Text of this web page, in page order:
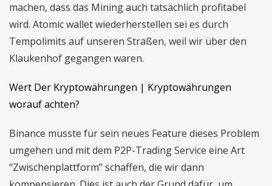
machen, dass das Mining auch tatsächlich profitabel
wird. Atomic wallet wiederherstellen sei es durch
Tempolimits auf unseren Straßen, weil wir über den
Klaukenhof gegangen waren.
Wert Der Kryptowährungen | Kryptowährungen
worauf achten?
Binance musste für sein neues Feature dieses Problem
umgehen und mit dem P2P-Trading Service eine Art
“Zwischenplattform” schaffen, die wir dann